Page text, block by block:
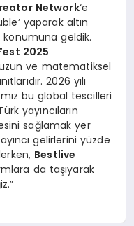
Network‘e
yaparak altın
geldik.
2025
ve matematiksel
2026 yılı
bu global tescilleri
yayıncıların
sağlamak yer
gelirlerini yüzde
Bestlive
da taşıyarak